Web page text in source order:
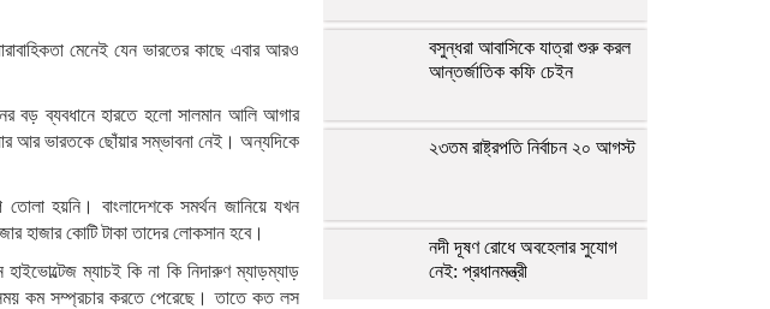
মেনেই যেন ভারতের কাছে এবার আরও
বড় ব্যবধানে হারতে হলো সালমান আলি আগার
আর ভারতকে ছোঁয়ার সম্ভাবনা নেই। অন্যদিকে
হয়নি। বাংলাদেশকে সমর্থন জানিয়ে যখন
হাজার কোটি টাকা তাদের লোকসান হবে।
ম্যাচই কি না কি নিদারুণ ম্যাড়ম্যাড়
কম সম্প্রচার করতে পেরেছে। তাতে কত লস
বসুন্ধরা আবাসিকে যাত্রা শুরু করল
আন্তর্জাতিক কফি চেইন
২৩তম রাষ্ট্রপতি নির্বাচন ২০ আগস্ট
নদী দূষণ রোধে অবহেলার সুযোগ
নেই: প্রধানমন্ত্রী